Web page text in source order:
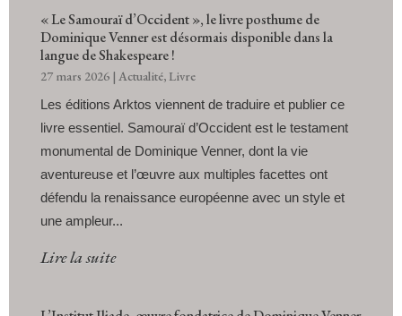
« Le Samouraï d’Occident », le livre posthume de
Dominique Venner est désormais disponible dans la
langue de Shakespeare !
27 mars 2026 | Actualité,Livre
Les éditions Arktos viennent de traduire et publier ce
livre essentiel. Samouraï d’Occident est le testament
monumental de Dominique Venner, dont la vie
aventureuse et l’œuvre aux multiples facettes ont
défendu la renaissance européenne avec un style et
une ampleur...
Lire la suite